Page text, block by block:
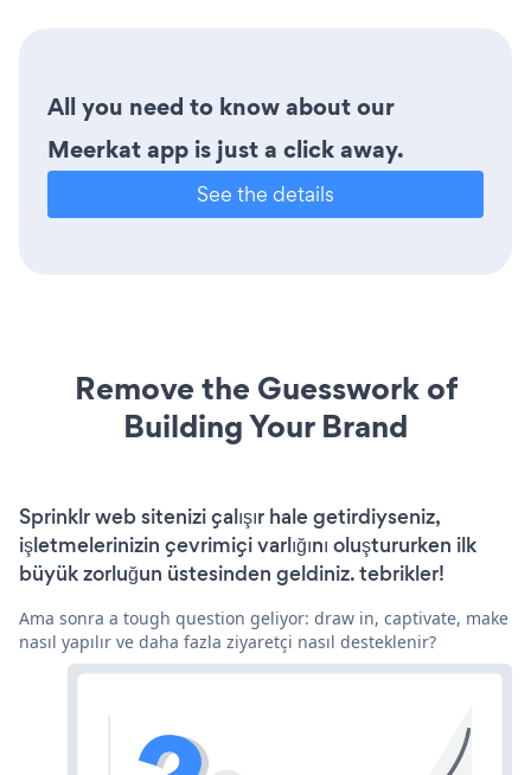
All you need to know about our
Meerkat app is just a click away.
See the details
Remove the Guesswork of
Building Your Brand
Sprinklr web sitenizi çalışır hale getirdiyseniz,
işletmelerinizin çevrimiçi varlığını oluştururken ilk
büyük zorluğun üstesinden geldiniz. tebrikler!
Ama sonra a tough question geliyor: draw in, captivate, make
nasıl yapılır ve daha fazla ziyaretçi nasıl desteklenir?